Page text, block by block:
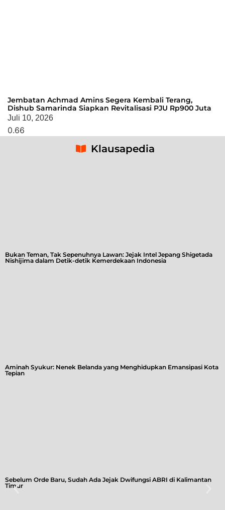
Jembatan Achmad Amins Segera Kembali Terang,
Dishub Samarinda Siapkan Revitalisasi PJU Rp900 Juta
Juli 10, 2026
Klausapedia
Bukan Teman, Tak Sepenuhnya Lawan: Jejak Intel Jepang Shigetada
Nishijima dalam Detik-detik Kemerdekaan Indonesia
Aminah Syukur: Nenek Belanda yang Menghidupkan Emansipasi Kota
Tepian
Sebelum Orde Baru, Sudah Ada Jejak Dwifungsi ABRI di Kalimantan
Timur